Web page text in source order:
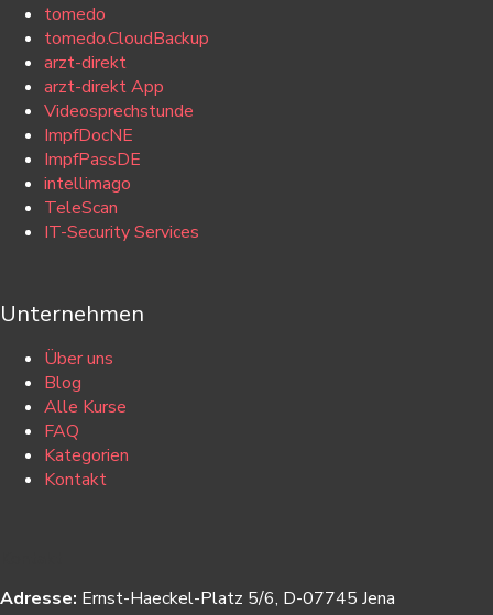
tomedo
tomedo.CloudBackup
arzt-direkt
arzt-direkt App
Videosprechstunde
ImpfDocNE
ImpfPassDE
intellimago
TeleScan
IT-Security Services
Unternehmen
Über uns
Blog
Alle Kurse
FAQ
Kategorien
Kontakt
Adresse: Ernst-Haeckel-Platz 5/6, D-07745 Jena